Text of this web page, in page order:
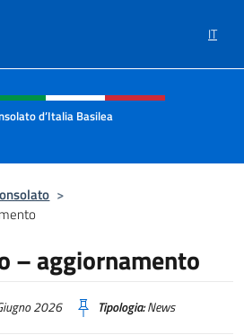
IT
social e menù
d’Italia Basilea
>
– aggiornamento
2026 Tipologia:News